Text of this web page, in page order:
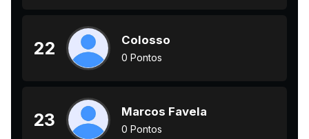
22 Colosso
0 Pontos
23 Marcos Favela
0 Pontos